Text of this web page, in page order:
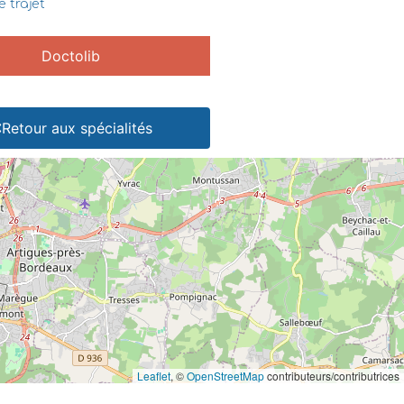
trajet
Doctolib
Retour aux spécialités
Leaflet, ©OpenStreetMapcontributeurs/contributrices